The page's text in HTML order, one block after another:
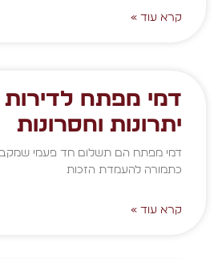
קרא עוד »
דמי מפתח לדירות
יתרונות וחסרונות
דמי מפתח הם תשלום חד פעמי
כתמורה להעמדת הזכות
קרא עוד »